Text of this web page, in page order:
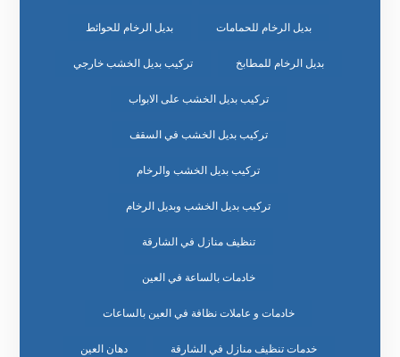
بديل الرخام للحمامات بديل الرخام للحوائط
بديل الرخام للمطابخ تركيب بديل الخشب خارجي
تركيب بديل الخشب على الابواب
تركيب بديل الخشب في السقف
تركيب بديل الخشب والرخام
تركيب بديل الخشب وبديل الرخام
تنظيف منازل في الشارقة
خادمات بالساعة في العين
خادمات و عاملات نظافة في العين بالساعات
خدمات تنظيف منازل في الشارقة دهان العين